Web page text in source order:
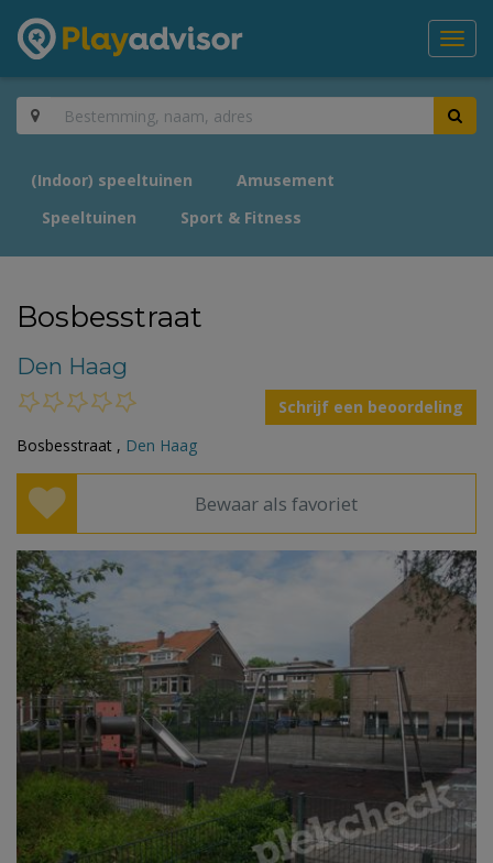
(Indoor) speeltuinen
Amusement
Speeltuinen
Sport & Fitness
Bosbesstraat
Den Haag
Schrijf een beoordeling
Bosbesstraat , Den Haag
Bewaar als favoriet